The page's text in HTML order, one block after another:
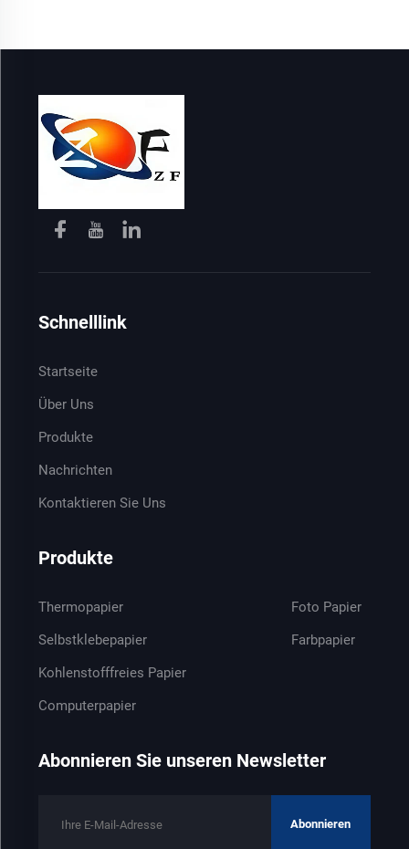
Schnelllink
Startseite
Über Uns
Produkte
Nachrichten
Kontaktieren Sie Uns
Produkte
Thermopapier
Selbstklebepapier
Kohlenstofffreies Papier
Computerpapier
Foto Papier
Farbpapier
Abonnieren Sie unseren Newsletter
Abonnieren